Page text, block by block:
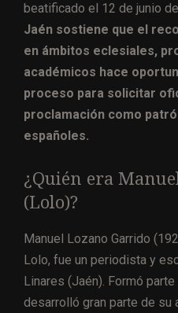
beatificado el 12 de junio
Jaén sostiene que el
en ámbitos eclesiales,
académicos hace
proceso para solicitar
proclamación como
españoles.
¿Quién era
(Lolo)?
Manuel Lozano Garrido
Lolo, fue un periodista y
Linares (Jaén). Formó
desarrolló gran parte de su